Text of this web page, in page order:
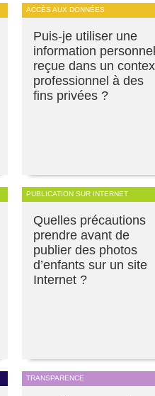
ACCÈS AUX DONNÉES
Puis-je utiliser une
information
reçue dans un
professionnel à des
fins privées ?
PUBLICATION SUR INTERNET
Quelles précautions
prendre avant de
publier des photos
d’enfants sur un site
Internet ?
TRANSPARENCE